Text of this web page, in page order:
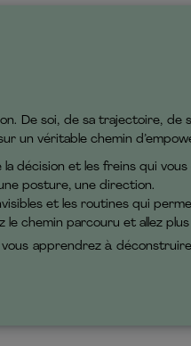
De soi, de sa trajectoire,
un véritable chemin
la décision et les freins qui
posture, une direction.
et les routines qui
le chemin parcouru et allez
apprendrez à